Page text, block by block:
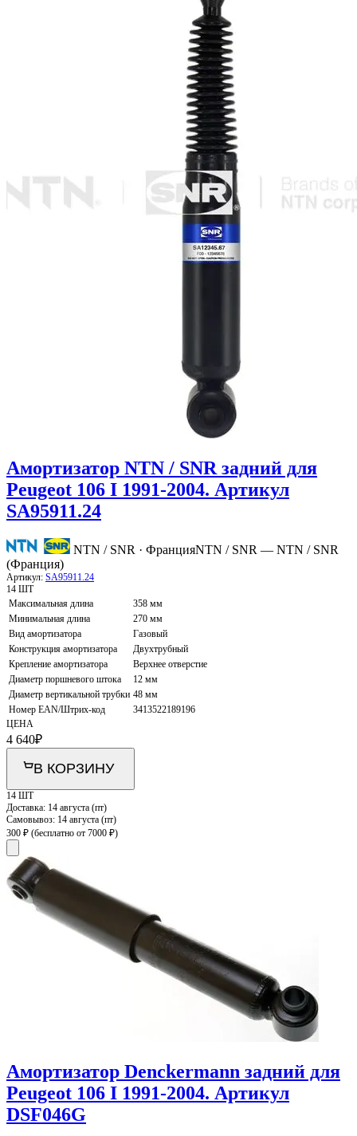
Амортизатор NTN / SNR задний для
Peugeot 106 I 1991-2004. Артикул
SA95911.24
NTN / SNR · ФранцияNTN / SNR — NTN / SNR
(Франция)
Артикул: SA95911.24
14 ШТ
Максимальная длина
358 мм
Минимальная длина
270 мм
Вид амортизатора
Газовый
Конструкция амортизатора
Двухтрубный
Крепление амортизатора
Верхнее отверстие
Диаметр поршневого штока
12 мм
Диаметр вертикальной трубки 48 мм
Номер EAN/Штрих-код
3413522189196
ЦЕНА
4 640₽
В КОРЗИНУ
14 ШТ
Доставка: 14 августа (пт)
Самовывоз: 14 августа (пт)
300 ₽ (бесплатно от 7000 ₽)
Амортизатор Denckermann задний для
Peugeot 106 I 1991-2004. Артикул
DSF046G